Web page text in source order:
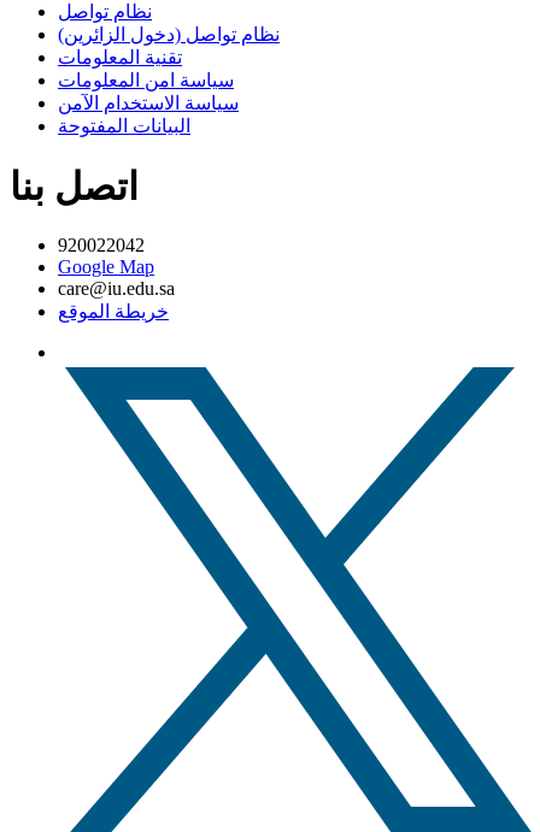
نظام تواصل
نظام تواصل (دخول الزائرين)
تقنية المعلومات
سياسة امن المعلومات
سياسة الاستخدام الآمن
البيانات المفتوحة
اتصل بنا
920022042
Google Map
care@iu.edu.sa
خريطة الموقع